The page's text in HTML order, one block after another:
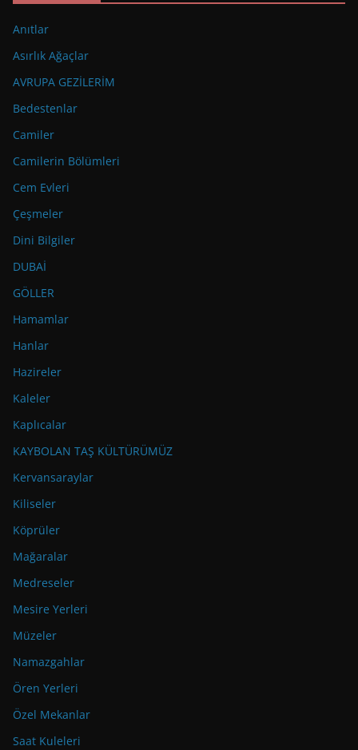
Anıtlar
Asırlık Ağaçlar
AVRUPA GEZİLERİM
Bedestenlar
Camiler
Camilerin Bölümleri
Cem Evleri
Çeşmeler
Dini Bilgiler
DUBAİ
GÖLLER
Hamamlar
Hanlar
Hazireler
Kaleler
Kaplıcalar
KAYBOLAN TAŞ KÜLTÜRÜMÜZ
Kervansaraylar
Kiliseler
Köprüler
Mağaralar
Medreseler
Mesire Yerleri
Müzeler
Namazgahlar
Ören Yerleri
Özel Mekanlar
Saat Kuleleri